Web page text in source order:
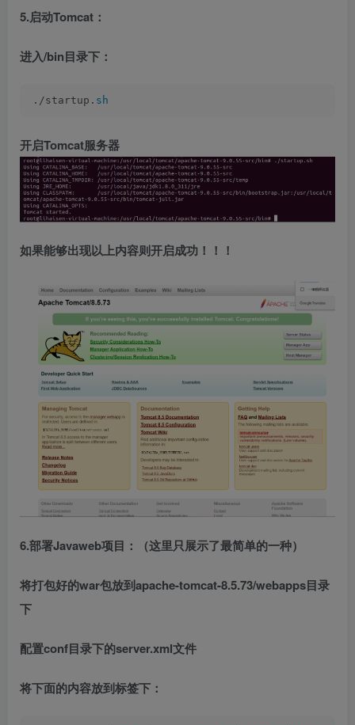
5.启动Tomcat：
进入/bin目录下：
./startup. sh
开启Tomcat服务器
如果能够出现以上内容则开启成功！！！
6.部署Javaweb项目：（这里只展示了最简单的一种）
将打包好的war包放到apache-tomcat-8.5.73/webapps目录
下
配置conf目录下的server.xml文件
将下面的内容放到标签下：